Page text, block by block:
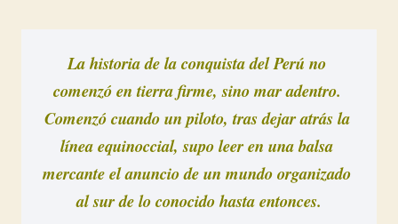
La historia de la conquista del Perú no
comenzó en tierra firme, sino mar adentro.
Comenzó cuando un piloto, tras dejar atrás la
línea equinoccial, supo leer en una balsa
mercante el anuncio de un mundo organizado
al sur de lo conocido hasta entonces.